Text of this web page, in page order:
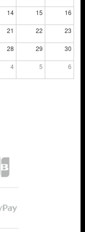
14 15 16
21 22 23
28 29 30
4 5 6